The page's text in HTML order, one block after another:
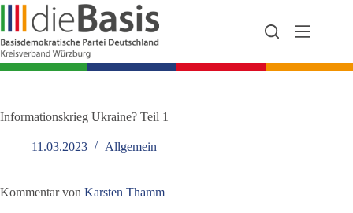
Zum
springen
Informationskrieg Ukraine? Teil 1
11.03.2023 Allgemein
Kommentar von Karsten Thamm